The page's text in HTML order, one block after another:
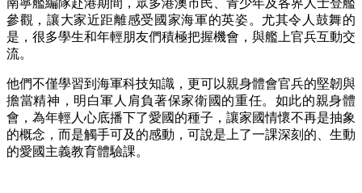
參觀，讓大家近距離感受國家海軍的英姿。尤其令人鼓舞的
是，很多學生和年輕朋友們積極把握機會，與艦上官兵互動交
流。
他們不僅學習到海軍科技知識，更可以親身體會官兵的堅韌與
擔當精神，明白軍人肩負著保家衛國的重任。如此的親身體
會，為年輕人心底播下了愛國的種子，讓家國情懷不再是抽象
的概念，而是觸手可及的感動，可說是上了一課深刻的、生動
的愛國主義教育體驗課。